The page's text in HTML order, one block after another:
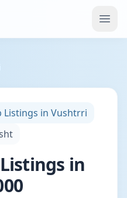
Listings in Vushtrri
in